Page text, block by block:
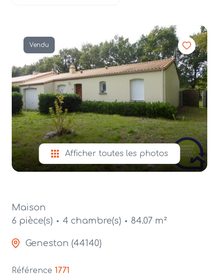
estimation
e-
mail
contact
Vendu
Afficher toutes les photos
Maison
6 pièce(s)
4 chambre(s) 84.07 m²
Geneston (44140)
Référence 1771